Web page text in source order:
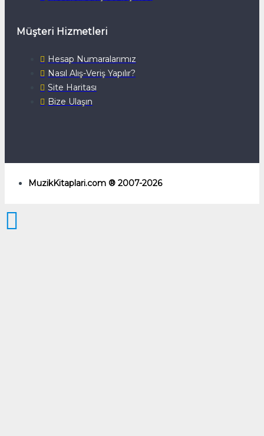
Müşteri Hizmetleri
Hesap Numaralarımız
Nasıl Alış-Veriş Yapılır?
Site Haritası
Bize Ulaşın
MuzikKitaplari.com ® 2007-2026